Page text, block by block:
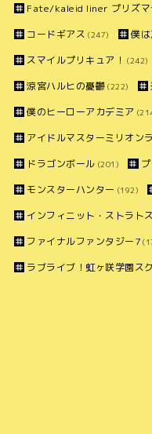
Fate/kaleid liner プリズ
コードギアス (247) 僕
スマイルプリキュア！ (242)
涼宮ハルヒの憂鬱 (222)
僕のヒーローアカデミア
アイドルマスターミリオン
ドラゴンボール (201)
モンスターハンター (192)
インフィニット・ストラトス
ファイナルファンタジー7
ラブライブ！虹ヶ咲学園ス